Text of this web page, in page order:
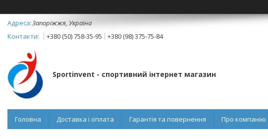
Запоріжжя, Україна
+380 (50) 758-35-95
+380 (98) 375-75-84
Sportinvent - спортивний інтернет магазин
Головна Доставка і оплата Гарантія та повернення Про компанію